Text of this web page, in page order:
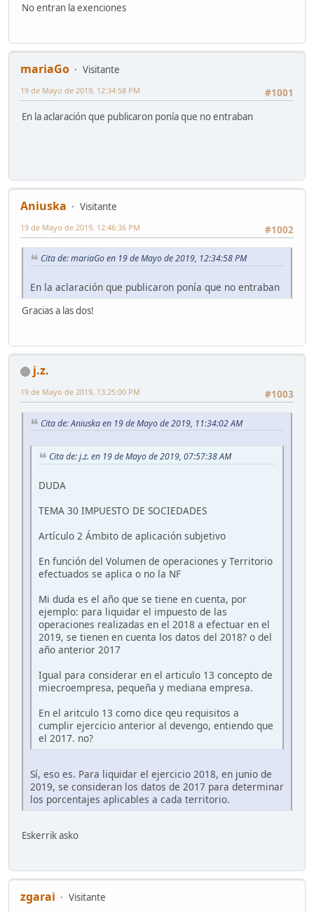
No entran la exenciones
mariaGo
Visitante
#1001
19 de Mayo de 2019, 12:34:58 PM
En la aclaración que publicaron ponía que no entraban
Aniuska
Visitante
#1002
19 de Mayo de 2019, 12:46:36 PM
Cita de: mariaGo en 19 de Mayo de 2019, 12:34:58 PM
En la aclaración que publicaron ponía que no entraban
Gracias a las dos!
j.z.
#1003
19 de Mayo de 2019, 13:25:00 PM
Cita de: Aniuska en 19 de Mayo de 2019, 11:34:02 AM
Cita de: j.z. en 19 de Mayo de 2019, 07:57:38 AM
DUDA
TEMA 30 IMPUESTO DE SOCIEDADES
Artículo 2 Ámbito de aplicación subjetivo
En función del Volumen de operaciones y Territorio
efectuados se aplica o no la NF
Mi duda es el año que se tiene en cuenta, por
ejemplo: para liquidar el impuesto de las
operaciones realizadas en el 2018 a efectuar en el
2019, se tienen en cuenta los datos del 2018? o del
año anterior 2017
Igual para considerar en el articulo 13 concepto de
miecroempresa, pequeña y mediana empresa.
En el aritculo 13 como dice qeu requisitos a
cumplir ejercicio anterior al devengo, entiendo que
el 2017. no?
Sí, eso es. Para liquidar el ejercicio 2018, en junio de
2019, se consideran los datos de 2017 para determinar
los porcentajes aplicables a cada territorio.
Eskerrik asko
zgarai
Visitante